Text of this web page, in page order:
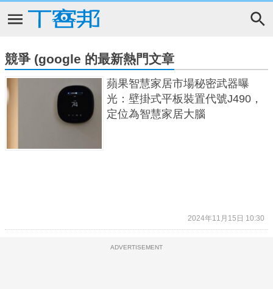
競爭 (google 的最新熱門文章
蘋果智慧家居市場秘密武器曝
光：壁掛式平板裝置代號J490，
定位為智慧家居大腦
2024年11月15日 10:30
ADVERTISEMENT